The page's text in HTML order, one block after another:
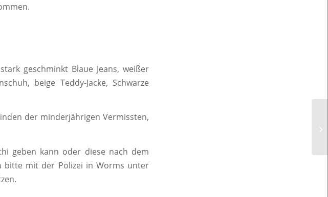
geschminkt Blaue Jeans, weißer
beige Teddy-Jacke, Schwarze
der minderjährigen Vermissten,
geben kann oder diese nach dem
bitte mit der Polizei in Worms unter